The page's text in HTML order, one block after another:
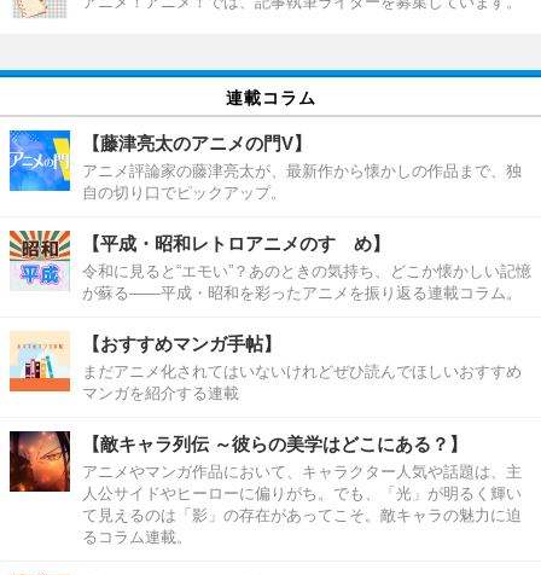
連載コラム
【藤津亮太のアニメの門V】
アニメ評論家の藤津亮太が、最新作から懐かしの作品まで、独
自の切り口でピックアップ。
【平成・昭和レトロアニメのすゝめ】
令和に見ると“エモい”？あのときの気持ち、どこか懐かしい記憶
が蘇る――平成・昭和を彩ったアニメを振り返る連載コラム。
【おすすめマンガ手帖】
まだアニメ化されてはいないけれどぜひ読んでほしいおすすめ
マンガを紹介する連載
【敵キャラ列伝 ～彼らの美学はどこにある？】
アニメやマンガ作品において、キャラクター人気や話題は、主
人公サイドやヒーローに偏りがち。でも、「光」が明るく輝い
て見えるのは「影」の存在があってこそ。敵キャラの魅力に迫
るコラム連載。